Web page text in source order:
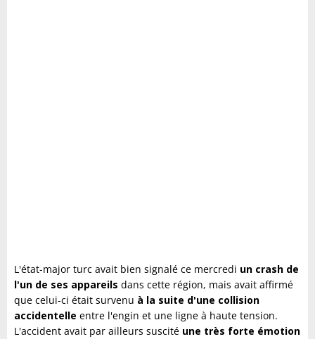
L'état-major turc avait bien signalé ce mercredi un crash de
l'un de ses appareils dans cette région, mais avait affirmé
que celui-ci était survenu à la suite d'une collision
accidentelle entre l'engin et une ligne à haute tension.
L'accident avait par ailleurs suscité une très forte émotion